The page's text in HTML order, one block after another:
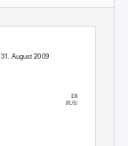
31. August 2009
DEUTSCHER
FUSSBAL